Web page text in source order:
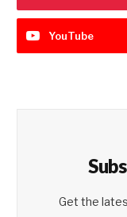
YouTube
Get the